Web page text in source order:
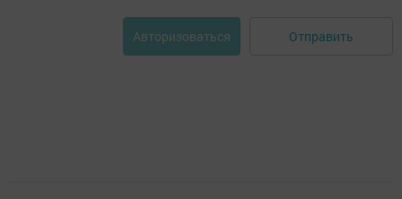
Авторизоваться Отправить